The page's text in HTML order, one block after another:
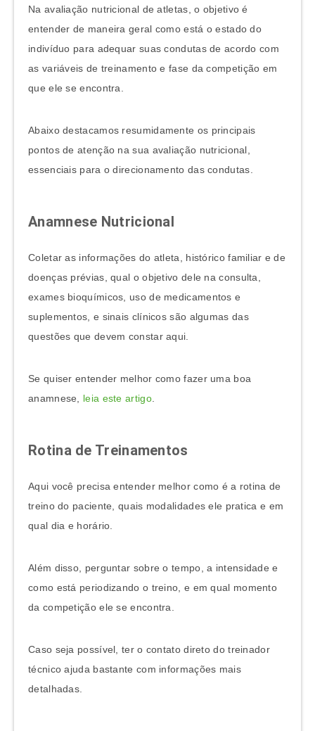
Na avaliação nutricional de atletas, o objetivo é
entender de maneira geral como está o estado do
indivíduo para adequar suas condutas de acordo com
as variáveis de treinamento e fase da competição em
que ele se encontra.
Abaixo destacamos resumidamente os principais
pontos de atenção na sua avaliação nutricional,
essenciais para o direcionamento das condutas.
Anamnese Nutricional
Coletar as informações do atleta, histórico familiar e de
doenças prévias, qual o objetivo dele na consulta,
exames bioquímicos, uso de medicamentos e
suplementos, e sinais clínicos são algumas das
questões que devem constar aqui.
Se quiser entender melhor como fazer uma boa
anamnese, leia este artigo.
Rotina de Treinamentos
Aqui você precisa entender melhor como é a rotina de
treino do paciente, quais modalidades ele pratica e em
qual dia e horário.
Além disso, perguntar sobre o tempo, a intensidade e
como está periodizando o treino, e em qual momento
da competição ele se encontra.
Caso seja possível, ter o contato direto do treinador
técnico ajuda bastante com informações mais
detalhadas.